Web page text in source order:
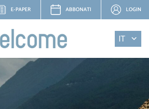
E-PAPER ABBONATI LOGIN
IT